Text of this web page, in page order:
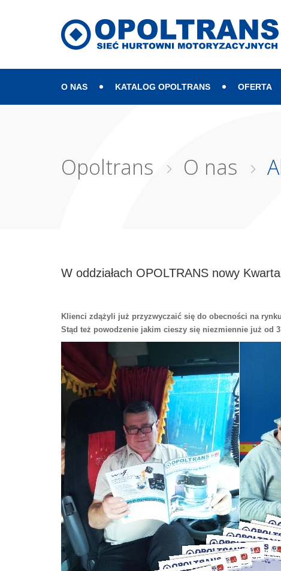
O NAS KATALOG OPOLTRANS OFERTA
Mapa strony
Opoltrans O nas
W oddziałach OPOLTRANS nowy
Klienci zdążyli już przyzwyczaić się do obecności na
Stąd też powodzenie jakim cieszy się niezmiennie już od